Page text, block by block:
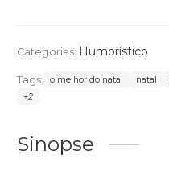
Categorias: Humorístico
Tags: o melhor do natal natal
+2
Sinopse